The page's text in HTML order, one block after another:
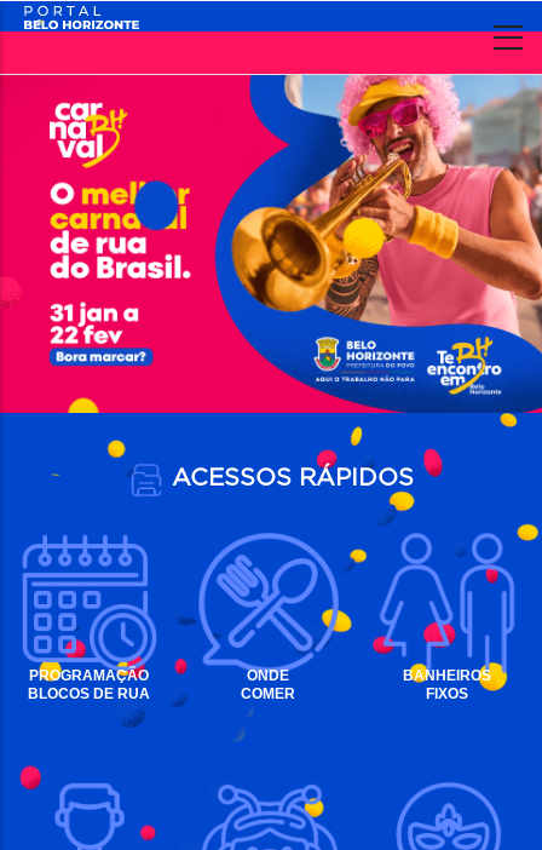
Builder
ACESSOS RÁPIDOS
PROGRAMAÇÃO
BLOCOS DE RUA
ONDE
COMER
BANHEIROS
FIXOS